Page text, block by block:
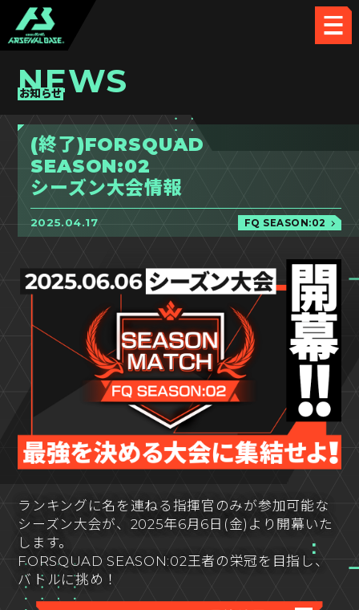
NEWS
お知らせ
(終了)FORSQUAD
SEASON:02
シーズン大会情報
2025.04.17 FQ SEASON:02
ランキングに名を連ねる指揮官のみが参加可能な
シーズン大会が、2025年6月6日(金)より開幕いた
します。
FORSQUAD SEASON:02王者の栄冠を目指し、
バトルに挑め！